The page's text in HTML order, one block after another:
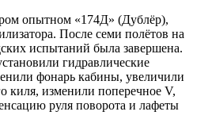
опытном «174Д» (Дублёр),
После семи полётов на
испытаний была завершена.
гидравлические
фонарь кабины, увеличили
киля, изменили поперечное V,
руля поворота и лафеты